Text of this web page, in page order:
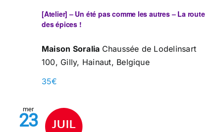
[Atelier] – Un été pas comme les autres – La route
des épices !
Maison Soralia Chaussée de Lodelinsart
100, Gilly, Hainaut, Belgique
35€
mer
23